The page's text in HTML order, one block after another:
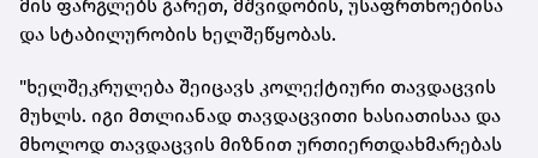
მის ფარგლებს გარეთ, მშვიდობის, უსაფრთხოებისა
და სტაბილურობის ხელშეწყობას.
"ხელშეკრულება შეიცავს კოლექტიური თავდაცვის
მუხლს. იგი მთლიანად თავდაცვითი ხასიათისაა და
მხოლოდ თავდაცვის მიზნით ურთიერთდახმარებას